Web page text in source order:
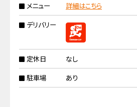
メニュー
詳細はこちら
デリバリー
定休日
なし
駐車場
あり